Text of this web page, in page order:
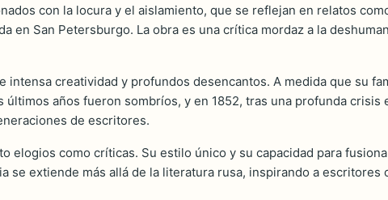
con la locura y el aislamiento, que se reflejan en relatos
en San Petersburgo. La obra es una crítica mordaz a la
intensa creatividad y profundos desencantos. A medida que su
años fueron sombríos, y en 1852, tras una profunda
de escritores.
elogios como críticas. Su estilo único y su capacidad para
se extiende más allá de la literatura rusa, inspirando a escritores